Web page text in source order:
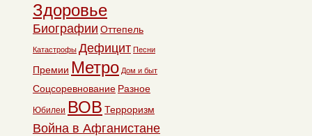
Здоровье
Биографии Оттепель
Катастрофы Дефицит Песни
Премии Метро Дом и быт
Соцсоревнование Разное
Юбилеи ВОВ Терроризм
Война в Афганистане